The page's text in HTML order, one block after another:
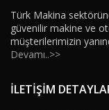
Türk Makina
güvenilir makine ve
müşterilerimizin
Devamı..>>
İLETİŞİM